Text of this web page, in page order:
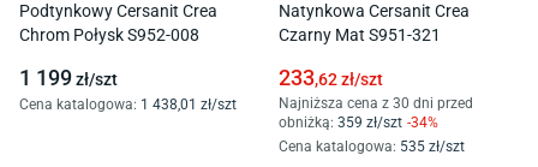
Podtynkowy Cersanit Crea
Chrom Połysk S952-008
1 199zł/szt
Cena katalogowa: 1 438,01 zł/szt
Natynkowa Cersanit Crea
Czarny Mat S951-321
233,62zł/szt
Najniższa cena z 30 dni przed
obniżką: 359 zł/szt -34%
Cena katalogowa: 535 zł/szt